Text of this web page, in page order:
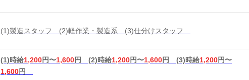
(1)製造スタッフ (2)軽作業・製造系 (3)仕分けスタッフ
(1)時給1,200円〜1,600円 (2)時給1,200円〜1,600円 (3)時給1,200円〜
1,600円